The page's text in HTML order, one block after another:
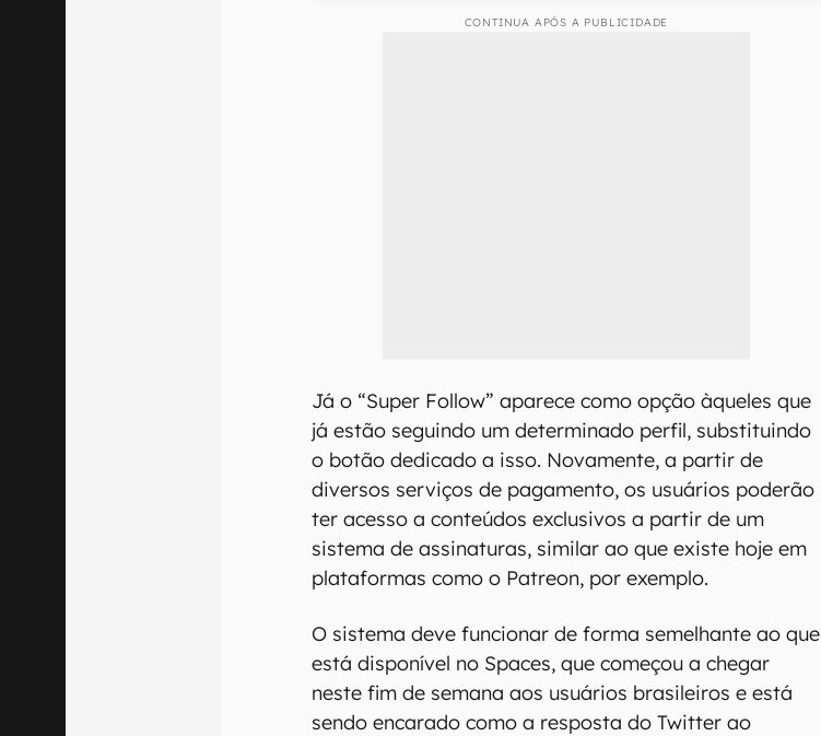
CONTINUA APÓS A PUBLICIDADE
Já o “Super Follow” aparece como opção àqueles que
já estão seguindo um determinado perfil, substituindo
o botão dedicado a isso. Novamente, a partir de
diversos serviços de pagamento, os usuários poderão
ter acesso a conteúdos exclusivos a partir de um
sistema de assinaturas, similar ao que existe hoje em
plataformas como o Patreon, por exemplo.
O sistema deve funcionar de forma semelhante ao que
está disponível no Spaces, que começou a chegar
neste fim de semana aos usuários brasileiros e está
sendo encarado como a resposta do Twitter ao